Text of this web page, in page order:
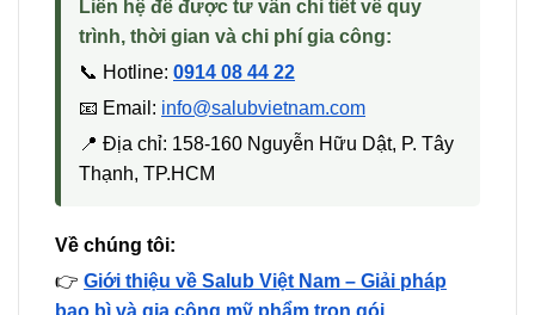
Liên hệ để được tư vấn chi tiết về quy
trình, thời gian và chi phí gia công:
📞 Hotline: 0914 08 44 22
📧 Email: info@salubvietnam.com
📍 Địa chỉ: 158-160 Nguyễn Hữu Dật, P. Tây
Thạnh, TP.HCM
Về chúng tôi:
👉 Giới thiệu về Salub Việt Nam – Giải pháp